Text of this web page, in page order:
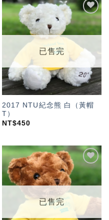
加入
「願
望輕
已售完
2017 NTU紀念熊 白（黃帽
T）
NT$450
望輕
已售完